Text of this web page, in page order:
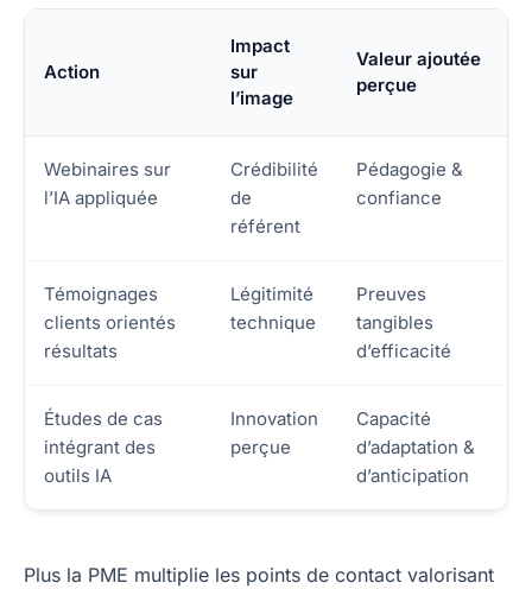
Action
Impact
sur
l’image
Valeur ajoutée
perçue
Webinaires sur
l’IA appliquée
Crédibilité
de
référent
Pédagogie &
confiance
Témoignages
clients orientés
résultats
Légitimité
technique
Preuves
tangibles
d’efficacité
Études de cas
intégrant des
outils IA
Innovation
perçue
Capacité
d’adaptation &
d’anticipation
Plus la PME multiplie les points de contact valorisant